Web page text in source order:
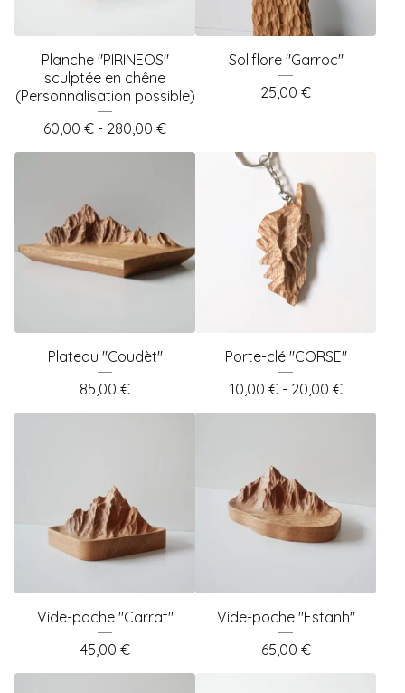
Planche "PIRINEOS"
sculptée en chêne
(Personnalisation possible)
60,00 € - 280,00 €
Soliflore "Garroc"
25,00 €
Plateau "Coudèt"
85,00 €
Porte-clé "CORSE"
10,00 €- 20,00 €
Vide-poche "Carrat"
45,00 €
Vide-poche "Estanh"
65,00 €